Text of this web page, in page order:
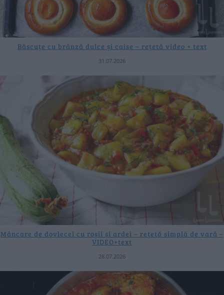
Băscuțe cu brânză dulce și caise – rețetă video + text
31.07.2026
Mâncare de dovlecei cu roșii și ardei – rețetă simplă de vară –
VIDEO+text
28.07.2026